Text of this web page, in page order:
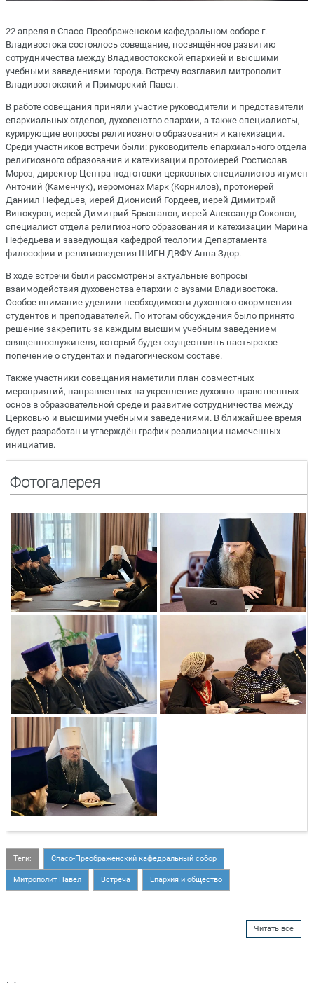
22 апреля в Спасо-Преображенском кафедральном соборе г.
Владивостока состоялось совещание, посвящённое развитию
сотрудничества между Владивостокской епархией и высшими
учебными заведениями города. Встречу возглавил митрополит
Владивостокский и Приморский Павел.
В работе совещания приняли участие руководители и представители
епархиальных отделов, духовенство епархии, а также специалисты,
курирующие вопросы религиозного образования и катехизации.
Среди участников встречи были: руководитель епархиального отдела
религиозного образования и катехизации протоиерей Ростислав
Мороз, директор Центра подготовки церковных специалистов игумен
Антоний (Каменчук), иеромонах Марк (Корнилов), протоиерей
Даниил Нефедьев, иерей Дионисий Гордеев, иерей Димитрий
Винокуров, иерей Димитрий Брызгалов, иерей Александр Соколов,
специалист отдела религиозного образования и катехизации Марина
Нефедьева и заведующая кафедрой теологии Департамента
философии и религиоведения ШИГН ДВФУ Анна Здор.
В ходе встречи были рассмотрены актуальные вопросы
взаимодействия духовенства епархии с вузами Владивостока.
Особое внимание уделили необходимости духовного окормления
студентов и преподавателей. По итогам обсуждения было принято
решение закрепить за каждым высшим учебным заведением
священнослужителя, который будет осуществлять пастырское
попечение о студентах и педагогическом составе.
Также участники совещания наметили план совместных
мероприятий, направленных на укрепление духовно-нравственных
основ в образовательной среде и развитие сотрудничества между
Церковью и высшими учебными заведениями. В ближайшее время
будет разработан и утверждён график реализации намеченных
инициатив.
Фотогалерея
Теги: Спасо-Преображенский кафедральный собор
Митрополит Павел Встреча Епархия и общество
Читать все